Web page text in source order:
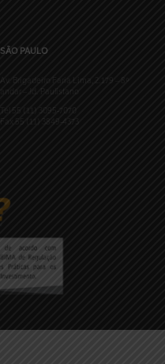
SÃO PAULO
Av. Brigadeiro Faria Lima, 2.179 – 8º
andar – Jd. Paulistano
Tel 55 (11) 3095-7070
Fax 55 (11) 3849-4373